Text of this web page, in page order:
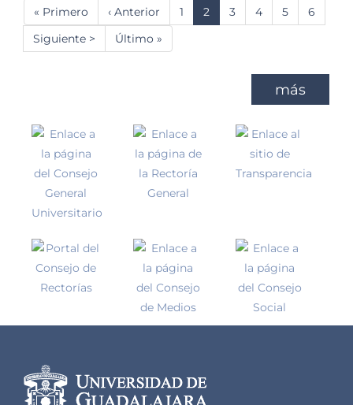
Primera
página
« Primero
Página
anterior
‹ Anterior Página
1
Página
actual
2 Página
3 Página
4 Página
5 Página
6
Siguiente
página
Siguiente >
Última
página
Último »
más
Información del
portal